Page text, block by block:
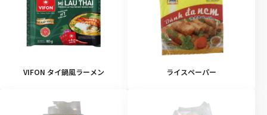
VIFON タイ鍋風ラーメン ライスペーパー